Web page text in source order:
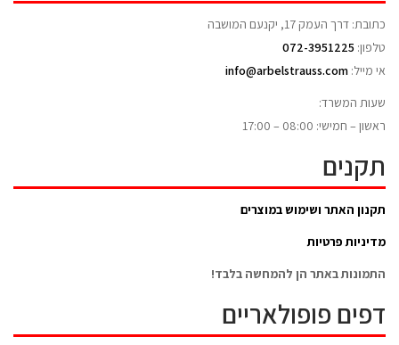
כתובת: דרך העמק 17, יקנעם המושבה
טלפון: 072-3951225
אי מייל: info@arbelstrauss.com
שעות המשרד:
ראשון – חמישי: 08:00 – 17:00
תקנים
תקנון האתר ושימוש במוצרים
מדיניות פרטיות
התמונות באתר הן להמחשה בלבד!
דפים פופולאריים